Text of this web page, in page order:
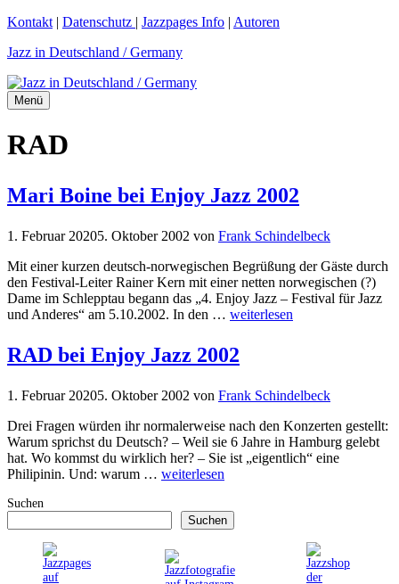
Zum
springen
Kontakt | Datenschutz | Jazzpages Info | Autoren
Jazz in Deutschland / Germany
Menü
RAD
Mari Boine bei Enjoy Jazz 2002
1. Februar 20205. Oktober 2002 von Frank Schindelbeck
Mit einer kurzen deutsch-norwegischen Begrüßung der Gäste durch
den Festival-Leiter Rainer Kern mit einer netten norwegischen (?)
Dame im Schlepptau begann das „4. Enjoy Jazz – Festival für Jazz
und Anderes“ am 5.10.2002. In den … weiterlesen
RAD bei Enjoy Jazz 2002
1. Februar 20205. Oktober 2002 von Frank Schindelbeck
Drei Fragen würden ihr normalerweise nach den Konzerten gestellt:
Warum sprichst du Deutsch? – Weil sie 6 Jahre in Hamburg gelebt
hat. Wo kommst du wirklich her? – Sie ist „eigentlich“ eine
Philipinin. Und: warum … weiterlesen
Suchen
Suchen